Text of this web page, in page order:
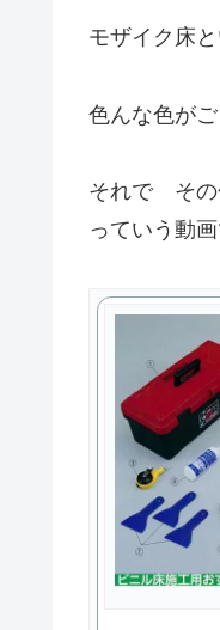
モザイク床
色んな色が
それで その
っていう動画